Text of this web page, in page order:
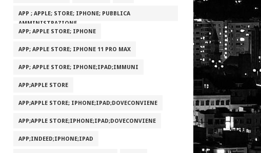
APP ; APPLE; STORE; IPHONE; PUBBLICA
AMMINISTRAZIONE
APP; APPLE STORE; IPHONE
APP; APPLE STORE; IPHONE 11 PRO MAX
APP; APPLE STORE; IPHONE;IPAD;IMMUNI
APP;APPLE STORE
APP;APPLE STORE; IPHONE;IPAD;DOVECONVIENE
APP;APPLE STORE;IPHONE;IPAD;DOVECONVIENE
APP;INDEED;IPHONE;IPAD